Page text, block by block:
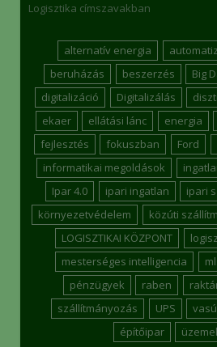
Logisztika címszavakban
alternatív energia
beruházás
beszerzés Big
digitalizáció
Digitalizálás
ekaer
ellátási lánc energia
fejlesztés
fokuszban Ford
informatikai megoldások
Ipar 4.0
ipari ingatlan ipari
környezetvédelem
közúti
LOGISZTIKAI KÖZPONT
mesterséges intelligencia
pénzügyek
raben
szállítmányozás
UPS
építőipar